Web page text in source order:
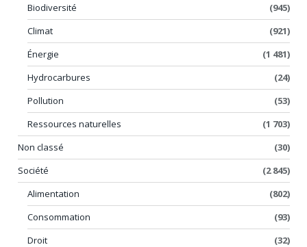
Biodiversité
(945)
Climat
(921)
Énergie
(1 481)
Hydrocarbures
(24)
Pollution
(53)
Ressources naturelles
(1 703)
Non classé
(30)
Société
(2 845)
Alimentation
(802)
Consommation
(93)
Droit
(32)